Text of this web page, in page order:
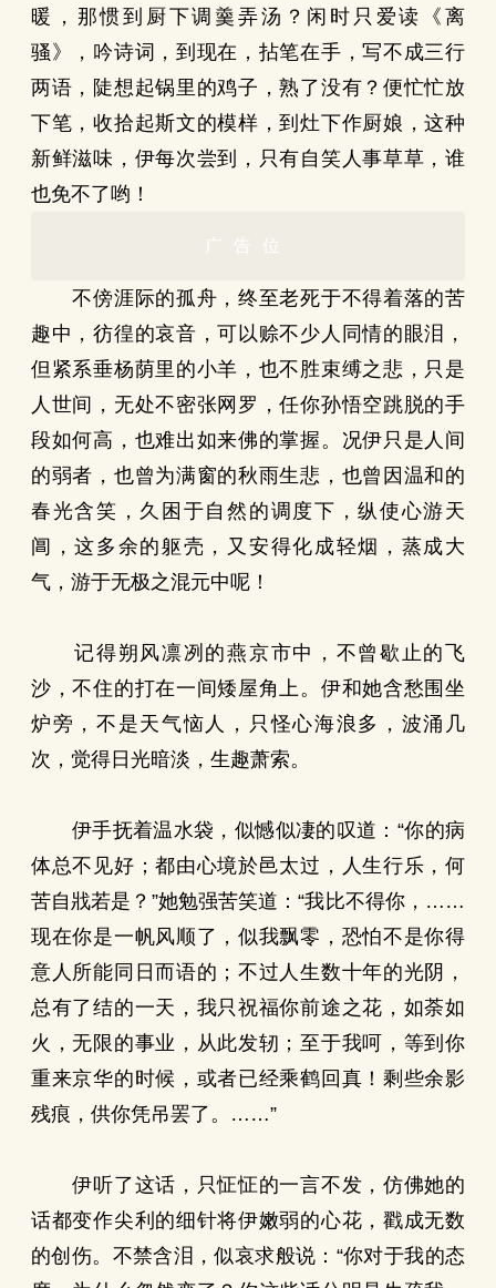
暖，那惯到厨下调羹弄汤？闲时只爱读《离
骚》，吟诗词，到现在，拈笔在手，写不成三行
两语，陡想起锅里的鸡子，熟了没有？便忙忙放
下笔，收拾起斯文的模样，到灶下作厨娘，这种
新鲜滋味，伊每次尝到，只有自笑人事草草，谁
也免不了哟！
广告位
不傍涯际的孤舟，终至老死于不得着落的苦
趣中，彷徨的哀音，可以赊不少人同情的眼泪，
但紧系垂杨荫里的小羊，也不胜束缚之悲，只是
人世间，无处不密张网罗，任你孙悟空跳脱的手
段如何高，也难出如来佛的掌握。况伊只是人间
的弱者，也曾为满窗的秋雨生悲，也曾因温和的
春光含笑，久困于自然的调度下，纵使心游天
阊，这多余的躯壳，又安得化成轻烟，蒸成大
气，游于无极之混元中呢！
记得朔风凛冽的燕京市中，不曾歇止的飞
沙，不住的打在一间矮屋角上。伊和她含愁围坐
炉旁，不是天气恼人，只怪心海浪多，波涌几
次，觉得日光暗淡，生趣萧索。
伊手抚着温水袋，似憾似凄的叹道：“你的病
体总不见好；都由心境於邑太过，人生行乐，何
苦自戕若是？”她勉强苦笑道：“我比不得你，……
现在你是一帆风顺了，似我飘零，恐怕不是你得
意人所能同日而语的；不过人生数十年的光阴，
总有了结的一天，我只祝福你前途之花，如荼如
火，无限的事业，从此发轫；至于我呵，等到你
重来京华的时候，或者已经乘鹤回真！剩些余影
残痕，供你凭吊罢了。……”
伊听了这话，只怔怔的一言不发，仿佛她的
话都变作尖利的细针将伊嫩弱的心花，戳成无数
的创伤。不禁含泪，似哀求般说：“你对于我的态